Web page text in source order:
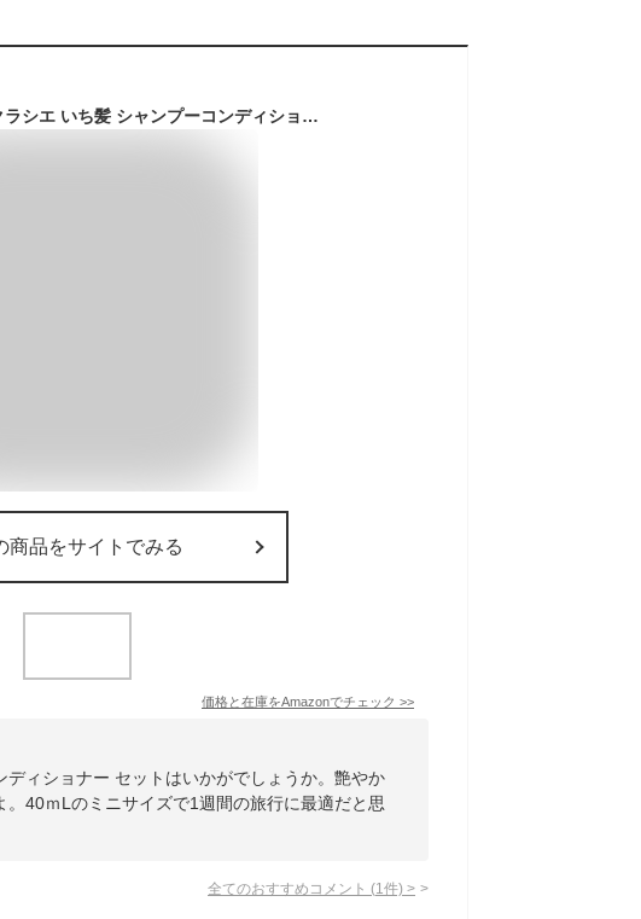
【トラベルセット】クラシエ いち髪 シャンプーコンディショナーミニセット（40ｍL+40ｇ）+ナイーブ ボディソープ ミニ（80ｍL）旅行用 携帯に便利 トラベルサイズ (なめらかスムースケア)
商品をサイトでみる
価格と在庫をAmazonでチェック >>
ィショナー セットはいかがでしょうか。艶やか
40ｍLのミニサイズで1週間の旅行に最適だと思
全てのおすすめコメント (1 件) >